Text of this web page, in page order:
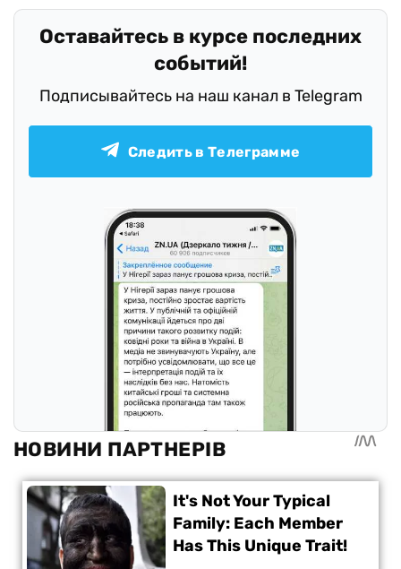
Оставайтесь в курсе последних
событий!
Подписывайтесь на наш канал в Telegram
Следить в Телеграмме